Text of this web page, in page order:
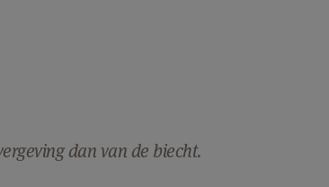
dan van de biecht.